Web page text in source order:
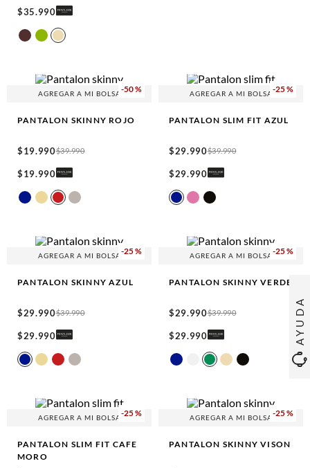
AYUDA
$35.990
-50 %
AGREGAR A MI BOLSA
PANTALON SKINNY ROJO
$19.990$39.990
$19.990
-25 %
AGREGAR A MI BOLSA
PANTALON SLIM FIT AZUL
$29.990$39.990
$29.990
-25 %
AGREGAR A MI BOLSA
PANTALON SKINNY AZUL
$29.990$39.990
$29.990
-25 %
AGREGAR A MI BOLSA
PANTALON SKINNY VERDE
$29.990$39.990
$29.990
-25 %
AGREGAR A MI BOLSA
PANTALON SLIM FIT CAFE
MORO
-25 %
AGREGAR A MI BOLSA
PANTALON SKINNY VISON